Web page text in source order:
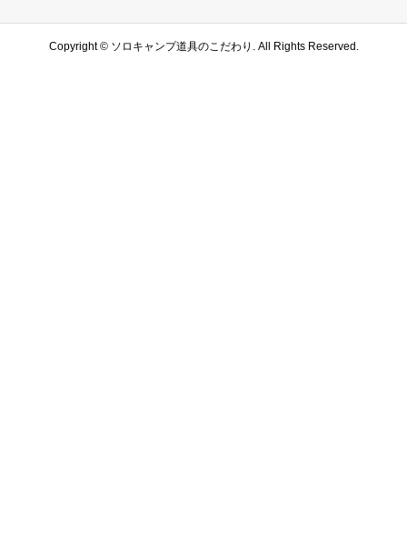
Copyright ©ソロキャンプ道具のこだわり. All Rights Reserved.